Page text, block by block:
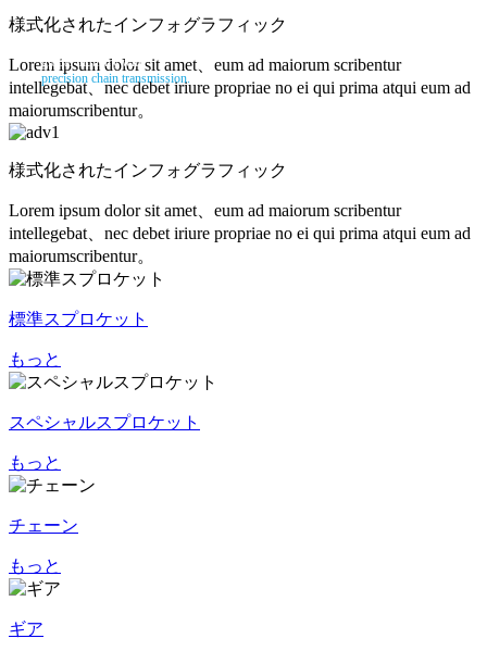
global industry with
precision chain transmission.
様式化されたインフォグラフィック
Lorem ipsum dolor sit amet、eum ad maiorum scribentur
intellegebat、nec debet iriure propriae no ei qui prima atqui eum ad
maiorumscribentur。
様式化されたインフォグラフィック
Lorem ipsum dolor sit amet、eum ad maiorum scribentur
intellegebat、nec debet iriure propriae no ei qui prima atqui eum ad
maiorumscribentur。
標準スプロケット
もっと
スペシャルスプロケット
もっと
チェーン
もっと
ギア